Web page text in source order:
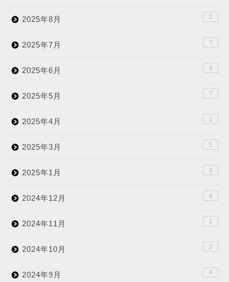
2025年8月 2
2025年7月 7
2025年6月 5
2025年5月 7
2025年4月 1
2025年3月 1
2025年1月 3
2024年12月 4
2024年11月 1
2024年10月 3
2024年9月 4